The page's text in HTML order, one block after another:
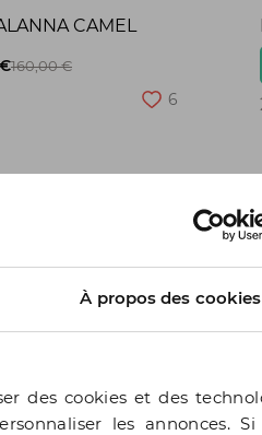
À propos des cookies
des cookies et des
les annonces. Si
CAMEL
160,00 €
6